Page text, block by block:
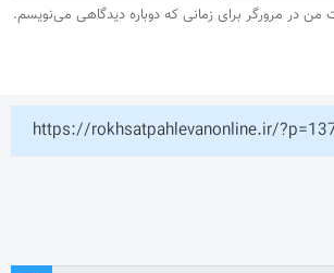
من در مرورگر برای زمانی که دوباره دیدگاهی می‌نویسم.
https://rokhsatpahlevanonline.ir/